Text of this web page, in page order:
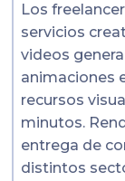
Los
servicios
videos
animaciones
recursos
minutos.
entrega de
distintos